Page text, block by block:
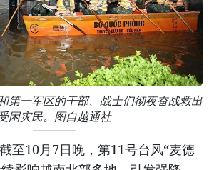
第一军区的干部、战士们彻夜奋战救出
困灾民。图自越通社
10月7日晚，第11号台风“麦德